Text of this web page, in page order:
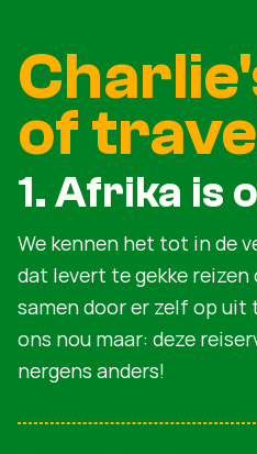
of
1. Afrika is
We kennen het tot in de
dat levert te gekke reizen
samen door er zelf op uit
ons nou maar: deze
nergens anders!